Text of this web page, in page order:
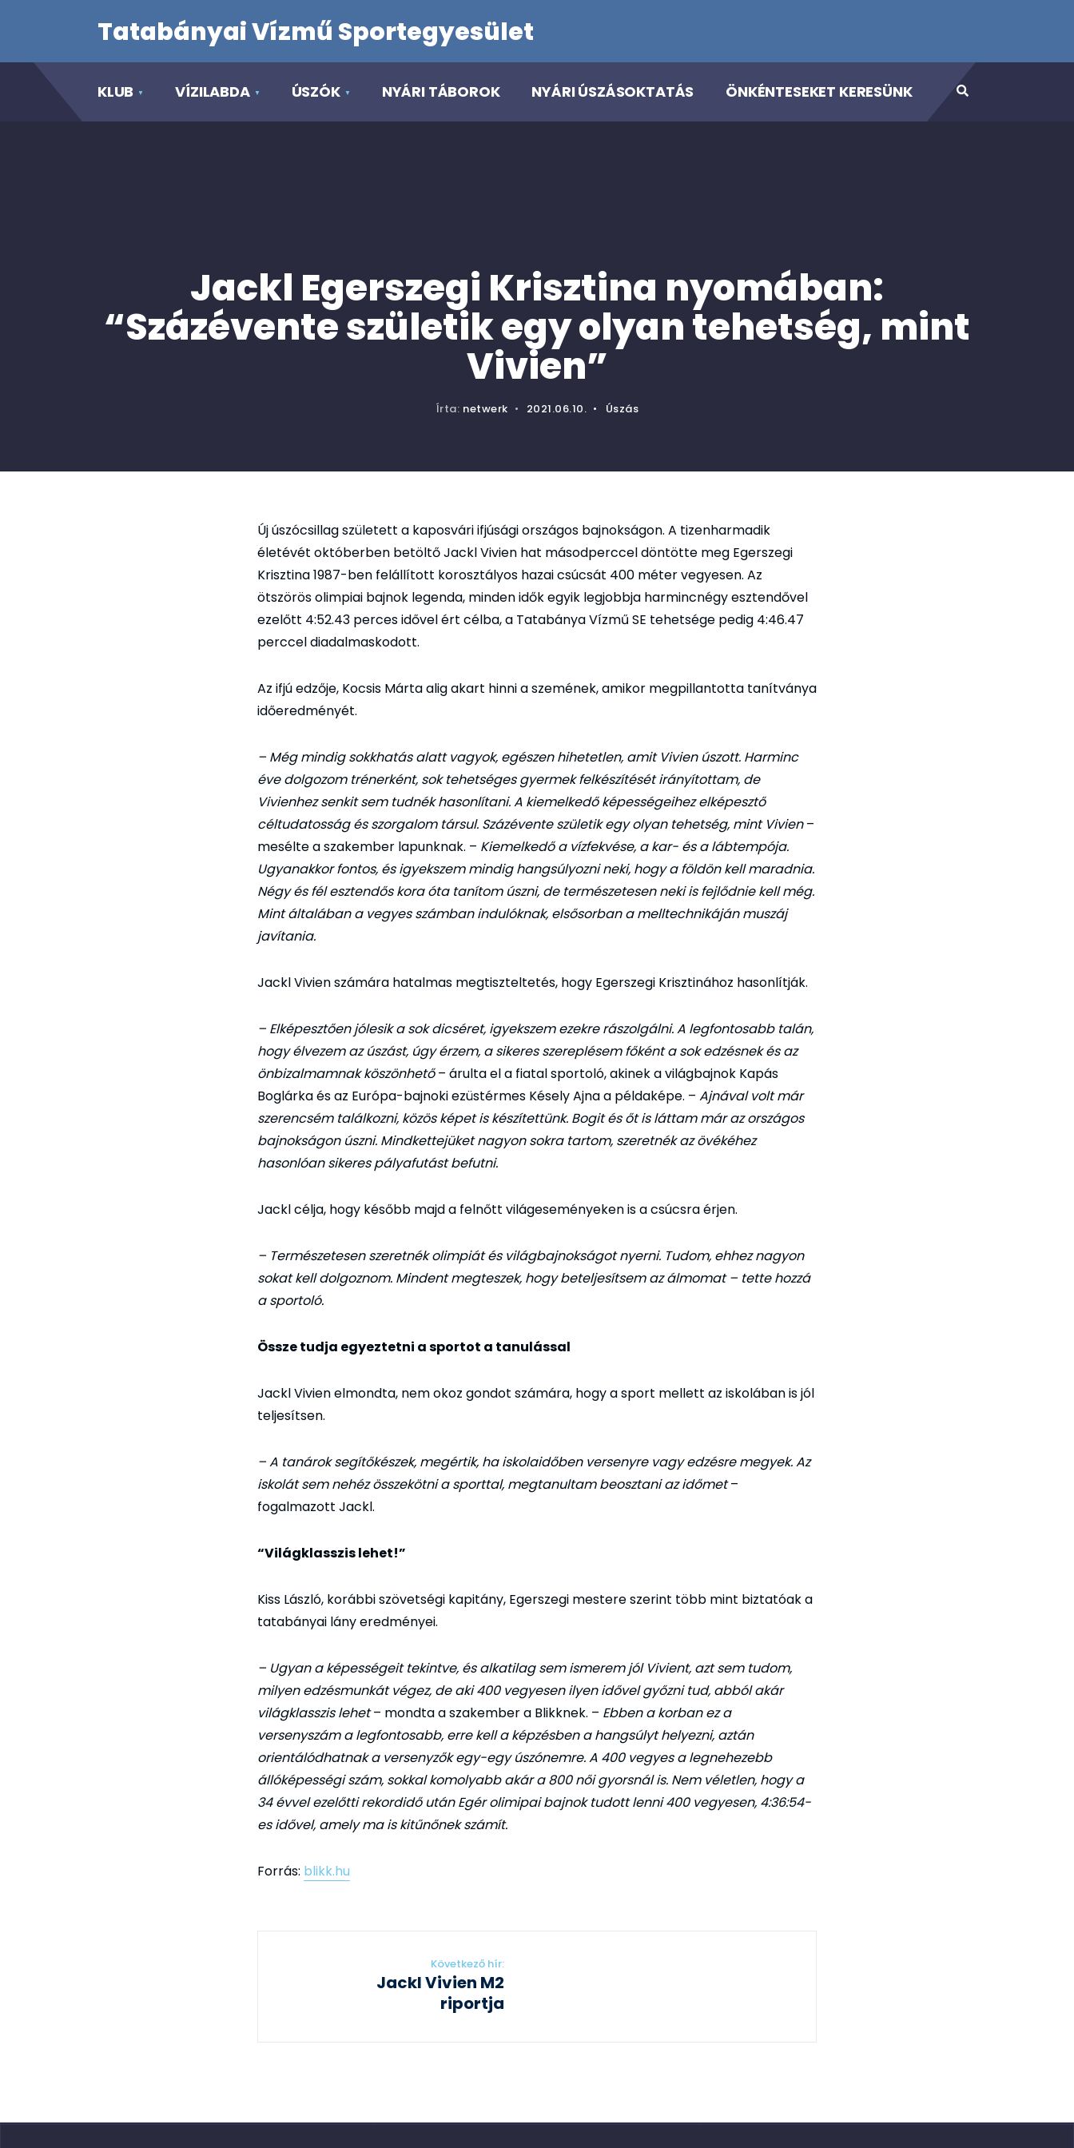
Tatabányai Vízmű Sportegyesület
KLUB VÍZILABDA ÚSZÓK NYÁRI TÁBOROK NYÁRI ÚSZÁSOKTATÁS ÖNKÉNTESEKET KERESÜNK
Jackl Egerszegi Krisztina nyomában:
“Százévente születik egy olyan tehetség, mint
Vivien”
Írta: netwerk • 2021.06.10. • Úszás
Új úszócsillag született a kaposvári ifjúsági országos bajnokságon. A tizenharmadik
életévét októberben betöltő Jackl Vivien hat másodperccel döntötte meg Egerszegi
Krisztina 1987-ben felállított korosztályos hazai csúcsát 400 méter vegyesen. Az
ötszörös olimpiai bajnok legenda, minden idők egyik legjobbja harmincnégy esztendővel
ezelőtt 4:52.43 perces idővel ért célba, a Tatabánya Vízmű SE tehetsége pedig 4:46.47
perccel diadalmaskodott.
Az ifjú edzője, Kocsis Márta alig akart hinni a szemének, amikor megpillantotta tanítványa
időeredményét.
– Még mindig sokkhatás alatt vagyok, egészen hihetetlen, amit Vivien úszott. Harminc
éve dolgozom trénerként, sok tehetséges gyermek felkészítését irányítottam, de
Vivienhez senkit sem tudnék hasonlítani. A kiemelkedő képességeihez elképesztő
céltudatosság és szorgalom társul. Százévente születik egy olyan tehetség, mint Vivien–
mesélte a szakember lapunknak. – Kiemelkedő a vízfekvése, a kar- és a lábtempója.
Ugyanakkor fontos, és igyekszem mindig hangsúlyozni neki, hogy a földön kell maradnia.
Négy és fél esztendős kora óta tanítom úszni, de természetesen neki is fejlődnie kell még.
Mint általában a vegyes számban indulóknak, elsősorban a melltechnikáján muszáj
javítania.
Jackl Vivien számára hatalmas megtiszteltetés, hogy Egerszegi Krisztinához hasonlítják.
– Elképesztően jólesik a sok dicséret, igyekszem ezekre rászolgálni. A legfontosabb talán,
hogy élvezem az úszást, úgy érzem, a sikeres szereplésem főként a sok edzésnek és az
önbizalmamnak köszönhető– árulta el a fiatal sportoló, akinek a világbajnok Kapás
Boglárka és az Európa-bajnoki ezüstérmes Késely Ajna a példaképe. – Ajnával volt már
szerencsém találkozni, közös képet is készítettünk. Bogit és őt is láttam már az országos
bajnokságon úszni. Mindkettejüket nagyon sokra tartom, szeretnék az övékéhez
hasonlóan sikeres pályafutást befutni.
Jackl célja, hogy később majd a felnőtt világeseményeken is a csúcsra érjen.
– Természetesen szeretnék olimpiát és világbajnokságot nyerni. Tudom, ehhez nagyon
sokat kell dolgoznom. Mindent megteszek, hogy beteljesítsem az álmomat – tette hozzá
a sportoló.
Össze tudja egyeztetni a sportot a tanulással
Jackl Vivien elmondta, nem okoz gondot számára, hogy a sport mellett az iskolában is jól
teljesítsen.
– A tanárok segítőkészek, megértik, ha iskolaidőben versenyre vagy edzésre megyek. Az
iskolát sem nehéz összekötni a sporttal, megtanultam beosztani az időmet–
fogalmazott Jackl.
“Világklasszis lehet!”
Kiss László, korábbi szövetségi kapitány, Egerszegi mestere szerint több mint biztatóak a
tatabányai lány eredményei.
– Ugyan a képességeit tekintve, és alkatilag sem ismerem jól Vivient, azt sem tudom,
milyen edzésmunkát végez, de aki 400 vegyesen ilyen idővel győzni tud, abból akár
világklasszis lehet– mondta a szakember a Blikknek. – Ebben a korban ez a
versenyszám a legfontosabb, erre kell a képzésben a hangsúlyt helyezni, aztán
orientálódhatnak a versenyzők egy-egy úszónemre. A 400 vegyes a legnehezebb
állóképességi szám, sokkal komolyabb akár a 800 női gyorsnál is. Nem véletlen, hogy a
34 évvel ezelőtti rekordidő után Egér olimipai bajnok tudott lenni 400 vegyesen, 4:36:54-
es idővel, amely ma is kitűnőnek számít.
Forrás: blikk.hu
Következő hír:
Jackl Vivien M2
riportja